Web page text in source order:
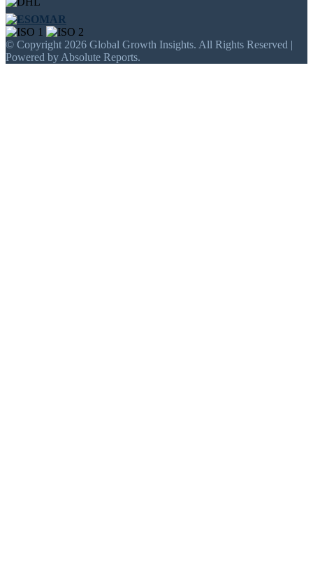
© Copyright 2026 Global Growth Insights. All Rights Reserved |
Powered by Absolute Reports.